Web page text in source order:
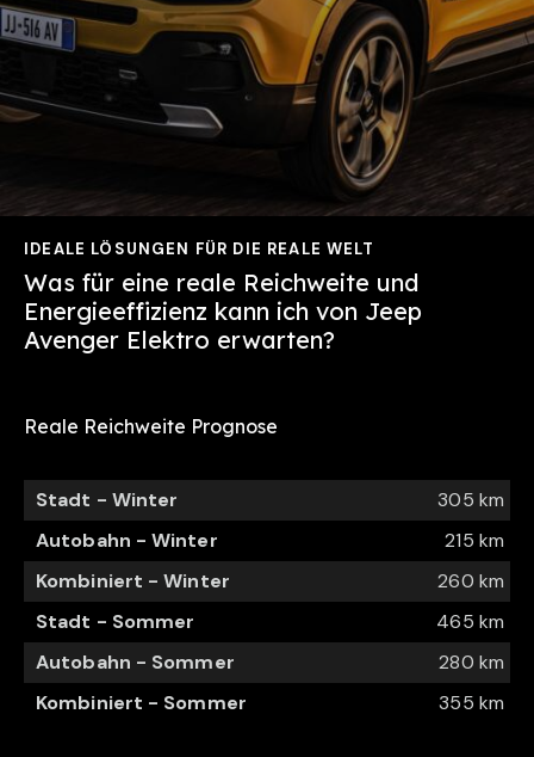
IDEALE LÖSUNGEN FÜR DIE REALE WELT
Was für eine reale Reichweite und
Energieeffizienz kann ich von Jeep
Avenger Elektro erwarten?
Reale Reichweite Prognose
Stadt - Winter
305 km
Autobahn - Winter
215 km
Kombiniert - Winter
260 km
Stadt - Sommer
465 km
Autobahn - Sommer
280 km
Kombiniert - Sommer
355 km